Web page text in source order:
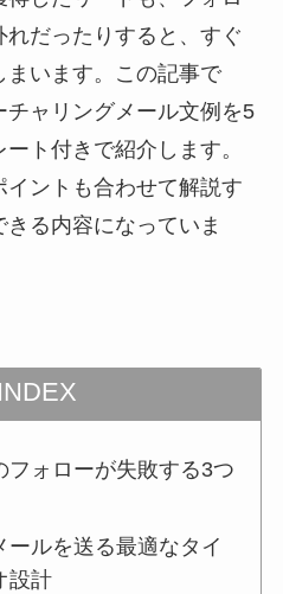
だったりすると、すぐ
います。この記事で
ャリングメール文例を5
ト付きで紹介します。
ントも合わせて解説す
る内容になっていま
INDEX
フォローが失敗する3つ
ールを送る最適なタイ
設計